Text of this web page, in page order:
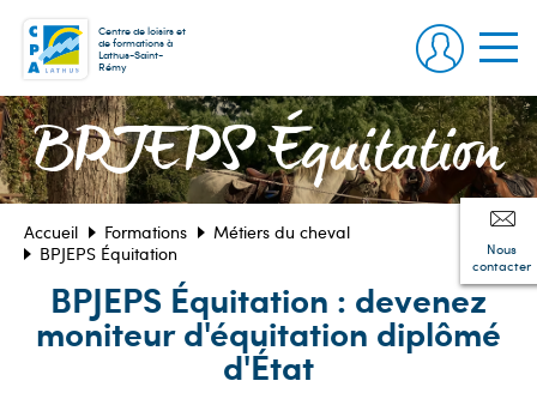
Centre de loisirs et
de formations à
Lathus-Saint-
Rémy
BPJEPS Équitation
Accueil Formations
Métiers du cheval
BPJEPS Équitation
BPJEPS Équitation : devenez
moniteur d'équitation diplômé
d'État
Nous
contacter